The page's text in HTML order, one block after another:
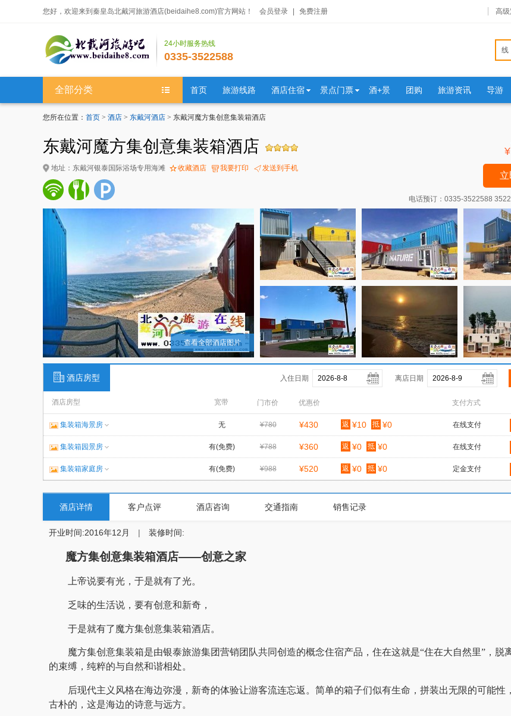
您好，欢迎来到秦皇岛北戴河旅游酒店(beidaihe8.com)官方网站！ 会员登录 免费注册 高级
24小时服务热线
0335-3522588
全部分类 首页 旅游线路 酒店住宿 景点门票 酒+景 团购 旅游资讯 导游
您所在位置： 首页 > 酒店 > 东戴河酒店 > 东戴河魔方集创意集装箱酒店
东戴河魔方集创意集装箱酒店
地址：东戴河银泰国际浴场专用海滩 收藏酒店 我要打印 发送到手机
¥
电话预订： 0335-3522588
查看全部酒店图片
酒店房型 入住日期 离店日期
酒店房型 宽带 门市价 优惠价 支付方式
集装箱海景房 无 ¥780 ¥430 返 ¥10 抵 ¥0 在线支付
集装箱园景房 有(免费) ¥788 ¥360 返 ¥0 抵 ¥0 在线支付
集装箱家庭房 有(免费) ¥988 ¥520 返 ¥0 抵 ¥0 定金支付
酒店详情 客户点评 酒店咨询 交通指南 销售记录
开业时间:2016年12月 | 装修时间:
魔方集创意集装箱酒店——创意之家
上帝说要有光，于是就有了光。
乏味的生活说，要有创意和新奇，
于是就有了魔方集创意集装箱酒店。
魔方集创意集装箱是由银泰旅游集团营销团队共同创造的概念住宿产品，住在这就是“住在大自然里”，脱
的束缚，纯粹的与自然和谐相处。
后现代主义风格在海边弥漫，新奇的体验让游客流连忘返。简单的箱子们似有生命，拼装出无限的可能性
古朴的，这是海边的诗意与远方。